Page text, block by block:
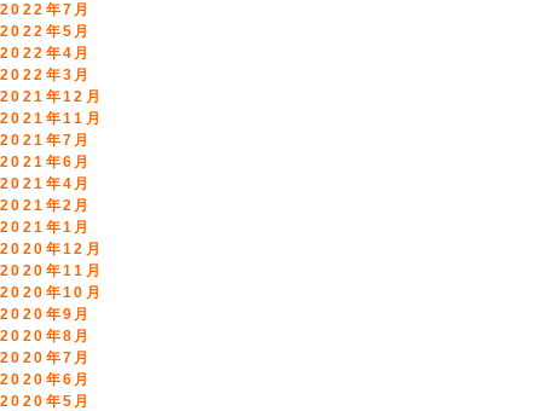
2022年7月
2022年5月
2022年4月
2022年3月
2021年12月
2021年11月
2021年7月
2021年6月
2021年4月
2021年2月
2021年1月
2020年12月
2020年11月
2020年10月
2020年9月
2020年8月
2020年7月
2020年6月
2020年5月